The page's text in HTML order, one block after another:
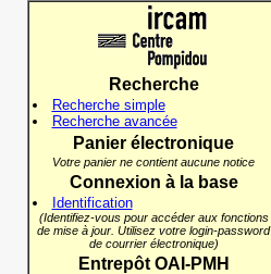
Recherche
Recherche simple
Recherche avancée
Panier électronique
Votre panier ne contient aucune notice
Connexion à la base
Identification
(Identifiez-vous pour accéder aux fonctions
de mise à jour. Utilisez votre login-password
de courrier électronique)
Entrepôt OAI-PMH